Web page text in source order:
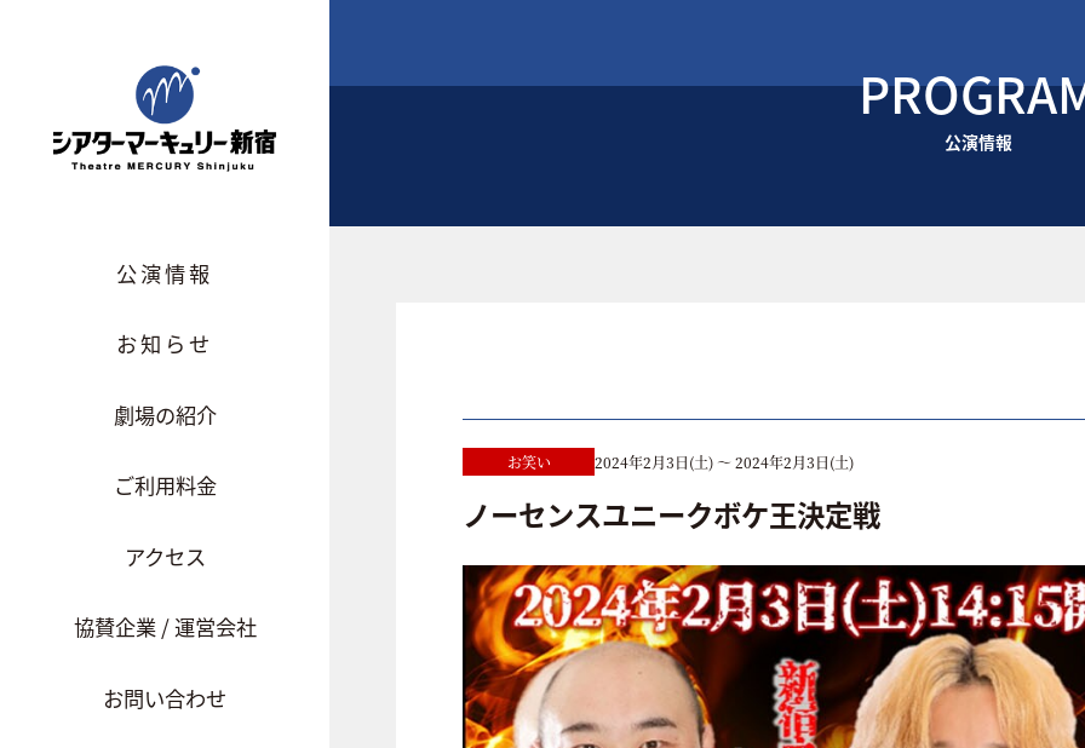
公演情報
お知らせ
劇場の紹介
ご利用料金
アクセス
協賛企業 / 運営会社
お問い合わせ
公演情報
お笑い 2024年2月3日(土) ～ 2024年2月3日(土)
ノーセンスユニークボケ王決定戦